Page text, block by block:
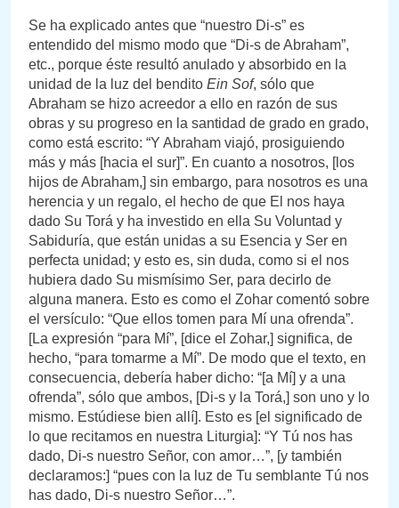
Se ha explicado antes que “nuestro Di-s” es
entendido del mismo modo que “Di-s de Abraham”,
etc., porque éste resultó anulado y absorbido en la
unidad de la luz del bendito Ein Sof, sólo que
Abraham se hizo acreedor a ello en razón de sus
obras y su progreso en la santidad de grado en grado,
como está escrito: “Y Abraham viajó, prosiguiendo
más y más [hacia el sur]”. En cuanto a nosotros, [los
hijos de Abraham,] sin embargo, para nosotros es una
herencia y un regalo, el hecho de que El nos haya
dado Su Torá y ha investido en ella Su Voluntad y
Sabiduría, que están unidas a su Esencia y Ser en
perfecta unidad; y esto es, sin duda, como si el nos
hubiera dado Su mismísimo Ser, para decirlo de
alguna manera. Esto es como el Zohar comentó sobre
el versículo: “Que ellos tomen para Mí una ofrenda”.
[La expresión “para Mí”, [dice el Zohar,] significa, de
hecho, “para tomarme a Mí”. De modo que el texto, en
consecuencia, debería haber dicho: “[a Mí] y a una
ofrenda”, sólo que ambos, [Di-s y la Torá,] son uno y lo
mismo. Estúdiese bien allí]. Esto es [el significado de
lo que recitamos en nuestra Liturgia]: “Y Tú nos has
dado, Di-s nuestro Señor, con amor…”, [y también
declaramos:] “pues con la luz de Tu semblante Tú nos
has dado, Di-s nuestro Señor…”.